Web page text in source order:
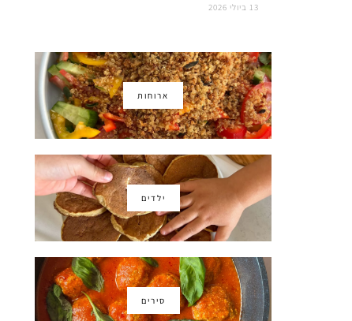
13 ביולי 2026
ארוחות
ילדים
סירים